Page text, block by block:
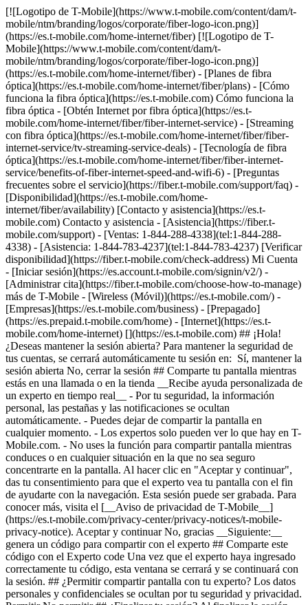
[![Logotipo de T-Mobile](https://www.t-mobile.com/content/dam/t-
mobile/ntm/branding/logos/corporate/fiber-logo-icon.png)]
(https://es.t-mobile.com/home-internet/fiber) [![Logotipo de T-
Mobile](https://www.t-mobile.com/content/dam/t-
mobile/ntm/branding/logos/corporate/fiber-logo-icon.png)]
(https://es.t-mobile.com/home-internet/fiber) - [Planes de fibra
óptica](https://es.t-mobile.com/home-internet/fiber/plans) - [Cómo
funciona la fibra óptica](https://es.t-mobile.com) Cómo funciona la
fibra óptica - [Obtén Internet por fibra óptica](https://es.t-
mobile.com/home-internet/fiber/fiber-internet-service) - [Streaming
con fibra óptica](https://es.t-mobile.com/home-internet/fiber/fiber-
internet-service/tv-streaming-service-deals) - [Tecnología de fibra
óptica](https://es.t-mobile.com/home-internet/fiber/fiber-internet-
service/benefits-of-fiber-internet-speed-and-wifi-6) - [Preguntas
frecuentes sobre el servicio](https://fiber.t-mobile.com/support/faq) -
[Disponibilidad](https://es.t-mobile.com/home-
internet/fiber/availability) [Contacto y asistencia](https://es.t-
mobile.com) Contacto y asistencia - [Asistencia](https://fiber.t-
mobile.com/support) - [Ventas: 1-844-288-4338](tel:1-844-288-
4338) - [Asistencia: 1-844-783-4237](tel:1-844-783-4237) [Verificar
disponibilidad](https://fiber.t-mobile.com/check-address) Mi Cuenta
- [Iniciar sesión](https://es.account.t-mobile.com/signin/v2/) -
[Administrar cita](https://fiber.t-mobile.com/choose-how-to-manage)
más de T-Mobile - [Wireless (Móvil)](https://es.t-mobile.com/) -
[Empresas](https://es.t-mobile.com/business) - [Prepagado]
(https://es.prepaid.t-mobile.com/home) - [Internet](https://es.t-
mobile.com/home-internet) [](https://es.t-mobile.com) ## ¡Hola!
¿Deseas mantener la sesión abierta? Para mantener la seguridad de
tus cuentas, se cerrará automáticamente tu sesión en: Sí, mantener la
sesión abierta No, cerrar la sesión ## Comparte tu pantalla mientras
estás en una llamada o en la tienda __Recibe ayuda personalizada de
un experto en tiempo real__ - Por tu seguridad, la información
personal, las pestañas y las notificaciones se ocultan
automáticamente. - Puedes dejar de compartir la pantalla en
cualquier momento. - Los expertos solo pueden ver lo que hay en T-
Mobile.com. - No uses la función para compartir pantalla mientras
conduces o en cualquier situación en la que no sea seguro
concentrarte en la pantalla. Al hacer clic en "Aceptar y continuar",
das tu consentimiento para que el experto vea tu pantalla con el fin
de ayudarte con la navegación. Esta sesión puede ser grabada. Para
conocer más, visita el [__Aviso de privacidad de T-Mobile__]
(https://es.t-mobile.com/privacy-center/privacy-notices/t-mobile-
privacy-notice). Aceptar y continuar No, gracias __Siguiente:__
genera un código para compartir con el experto ## Comparte este
código con el Experto code Una vez que el experto haya ingresado
correctamente tu código, esta ventana se cerrará y se continuará con
la sesión. ## ¿Permitir compartir pantalla con tu experto? Los datos
personales y confidenciales se ocultan por tu seguridad y privacidad.